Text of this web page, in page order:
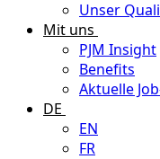
Unser
Mit uns
PJM Insight
Benefits
Aktuelle
DE
EN
FR